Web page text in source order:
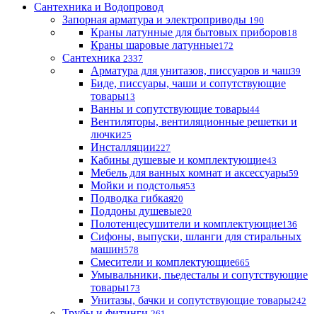
Сантехника и Водопровод
Запорная арматура и электроприводы 190
Краны латунные для бытовых приборов18
Краны шаровые латунные172
Сантехника 2337
Арматура для унитазов, писсуаров и чаш39
Биде, писсуары, чаши и сопутствующие
товары13
Ванны и сопутствующие товары44
Вентиляторы, вентиляционные решетки и
лючки25
Инсталляции227
Кабины душевые и комплектующие43
Мебель для ванных комнат и аксессуары59
Мойки и подстолья53
Подводка гибкая20
Поддоны душевые20
Полотенцесушители и комплектующие136
Сифоны, выпуски, шланги для стиральных
машин578
Смесители и комплектующие665
Умывальники, пьедесталы и сопутствующие
товары173
Унитазы, бачки и сопутствующие товары242